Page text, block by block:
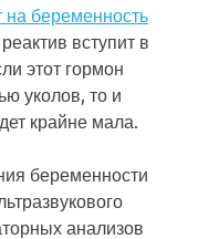
на беременность
вступит в
этот гормон
уколов, то и
крайне мала.
беременности
анализов